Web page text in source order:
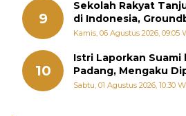
9
Sekolah Rakyat
di Indonesia,
September
Kamis, 06 Agustus 2026, 09:05
10
Istri Laporkan Suami
Padang, Mengaku
Berhubungan
Sabtu, 01 Agustus 2026, 10:30